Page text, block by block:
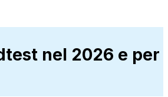
nel 2026 e per